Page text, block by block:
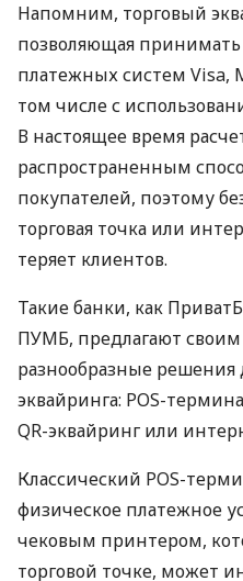
Напомним, торговый
позволяющая принимать
платежных систем Visa,
том числе с
В настоящее время
распространенным
покупателей, поэтому
торговая точка или
теряет клиентов.
Такие банки, как
ПУМБ, предлагают
разнообразные решения
эквайринга: POS-
QR-эквайринг или
Классический POS-
физическое платежное
чековым принтером,
торговой точке, может